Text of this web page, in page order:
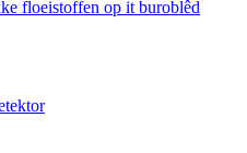
floeistoffen op it buroblêd